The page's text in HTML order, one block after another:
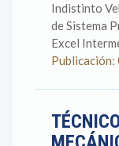
Indistinto
de Sistema
Excel